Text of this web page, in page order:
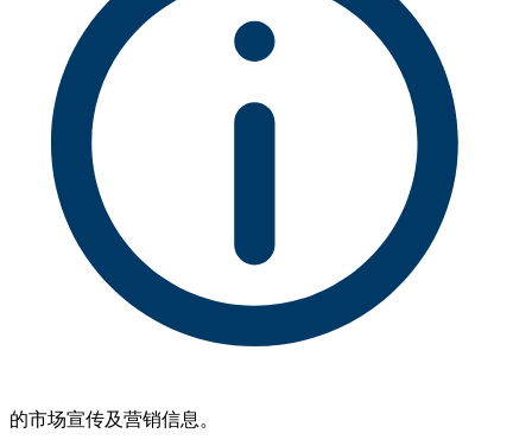
的市场宣传及营销信息。